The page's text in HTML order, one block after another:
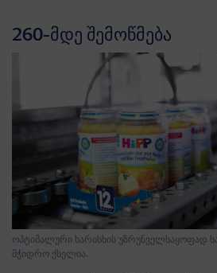
260-მდე შემოწმება
ოპტიმალური ხარისხის უზრუნველსაყოფად
მჭიდრო ქსელია.